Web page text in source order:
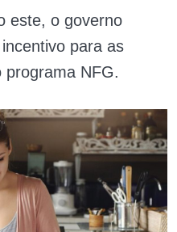
este, o governo
para as
programa NFG.